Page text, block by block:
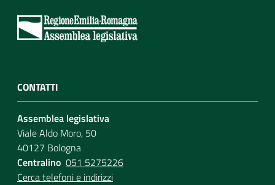
CONTATTI
Assemblea legislativa
Viale Aldo Moro, 50
40127 Bologna
Centralino 051 5275226
Cerca telefoni e indirizzi